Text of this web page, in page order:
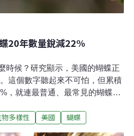
20年數量銳減22%
時候？研究顯示，美國的蝴蝶正
這個數字聽起來不可怕，但累積
，就連最普通、最常見的蝴蝶種
間超過7萬次的調查，共1260萬
物多樣性 美國 蝴蝶